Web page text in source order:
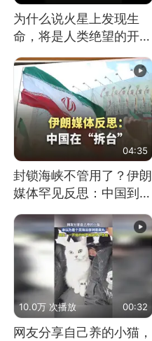
为什么说火星上发现生
命，将是人类绝望的开
始？
04:35
封锁海峡不管用了？伊朗
媒体罕见反思：中国到底
10.0万 次播放 00:32
网友分享自己养的小猫，